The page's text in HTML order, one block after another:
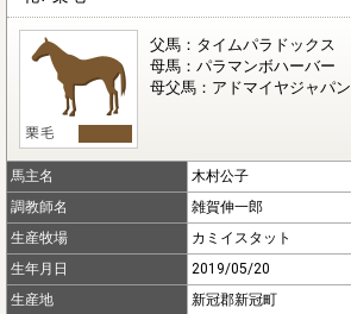
父馬：タイムパラドックス
母馬：パラマンボハーバー
母父馬：アドマイヤジャパン
馬主名
木村公子
調教師名
雑賀伸一郎
生産牧場
カミイスタット
生年月日
2019/05/20
生産地
新冠郡新冠町